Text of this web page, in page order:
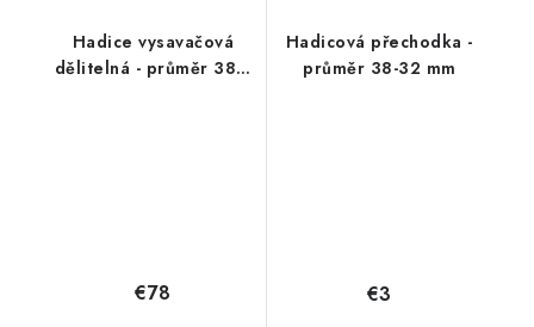
Hadice vysavačová
dělitelná - průměr 38 /
€78
Hadicová přechodka -
průměr 38-32 mm
€3